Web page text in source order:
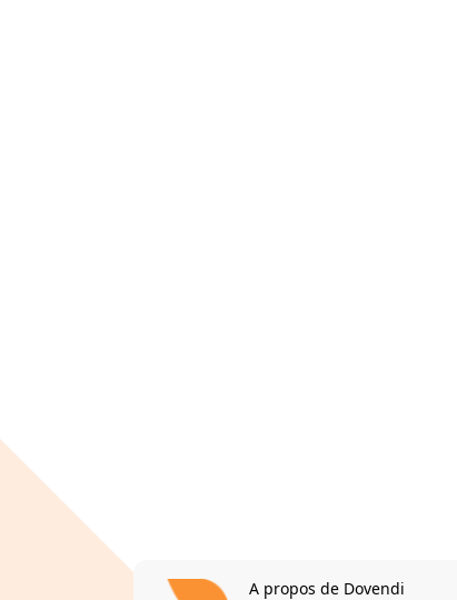
A propos de Dovendi